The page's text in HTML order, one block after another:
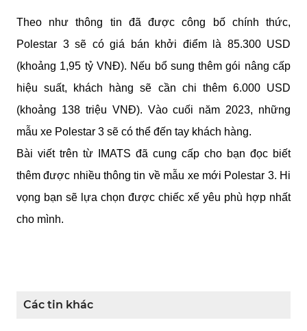
Theo như thông tin đã được công bố chính thức,
Polestar 3 sẽ có giá bán khởi điểm là 85.300 USD
(khoảng 1,95 tỷ VNĐ). Nếu bổ sung thêm gói nâng cấp
hiệu suất, khách hàng sẽ cần chi thêm 6.000 USD
(khoảng 138 triệu VNĐ). Vào cuối năm 2023, những
mẫu xe Polestar 3 sẽ có thể đến tay khách hàng.
Bài viết trên từ IMATS đã cung cấp cho bạn đọc biết
thêm được nhiều thông tin về mẫu xe mới Polestar 3. Hi
vọng bạn sẽ lựa chọn được chiếc xế yêu phù hợp nhất
cho mình.
Các tin khác